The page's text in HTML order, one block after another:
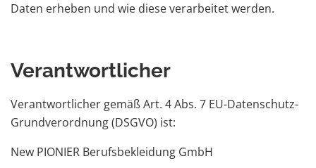
Daten erheben und wie diese verarbeitet werden.
Verantwortlicher
Verantwortlicher gemäß Art. 4 Abs. 7 EU-Datenschutz-
Grundverordnung (DSGVO) ist:
New PIONIER Berufsbekleidung GmbH